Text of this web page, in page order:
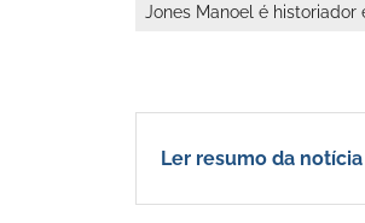
Jones Manoel é
Ler resumo da notícia